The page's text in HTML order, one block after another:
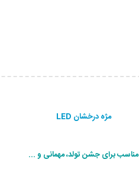
مژه درخشان LED
مناسب برای جشن تولد، مهمانی و ...